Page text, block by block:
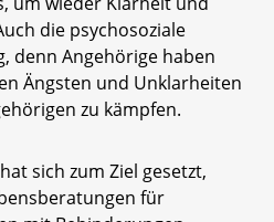
die psychosoziale
denn Angehörige haben
Ängsten und Unklarheiten
zu kämpfen.
sich zum Ziel gesetzt,
für